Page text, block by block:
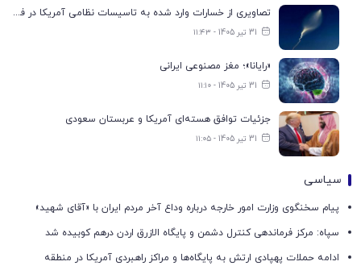
تصاویری از خسارات وارد شده به تاسیسات نظامی آمریکا در فرودگاه اربیل
31 تیر 1405 - ۱۱:۴۳
«رایانا»؛ مغز مصنوعی ایرانی
31 تیر 1405 - ۱۱:۱۰
جزئیات توافق هسته‌ای آمریکا و عربستان سعودی
31 تیر 1405 - ۱۱:۰۵
سیاسی
پیام سخنگوی وزارت امور خارجه درباره وداع آخر مردم ایران با «آقای شهید»
سپاه: مرکز فرماندهی کنترل دشمن و پایگاه الازرق اردن درهم کوبیده شد
ادامه حملات پهپادی ارتش به پایگاه‌ها و مراکز راهبردی آمریکا در منطقه